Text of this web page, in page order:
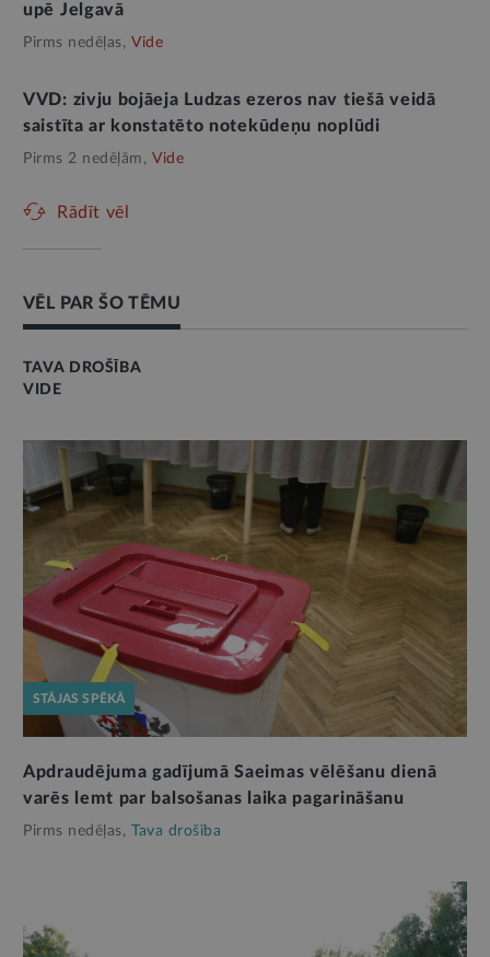
upē Jelgavā
Pirms nedēļas, Vide
VVD: zivju bojāeja Ludzas ezeros nav tiešā veidā
saistīta ar konstatēto notekūdeņu noplūdi
Pirms 2 nedēļām, Vide
Rādīt vēl
VĒL PAR ŠO TĒMU
TAVA DROŠĪBA
VIDE
STĀJAS SPĒKĀ
Apdraudējuma gadījumā Saeimas vēlēšanu dienā
varēs lemt par balsošanas laika pagarināšanu
Pirms nedēļas, Tava drošība